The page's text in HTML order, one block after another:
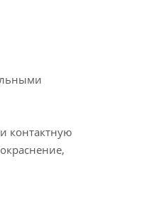
контактную